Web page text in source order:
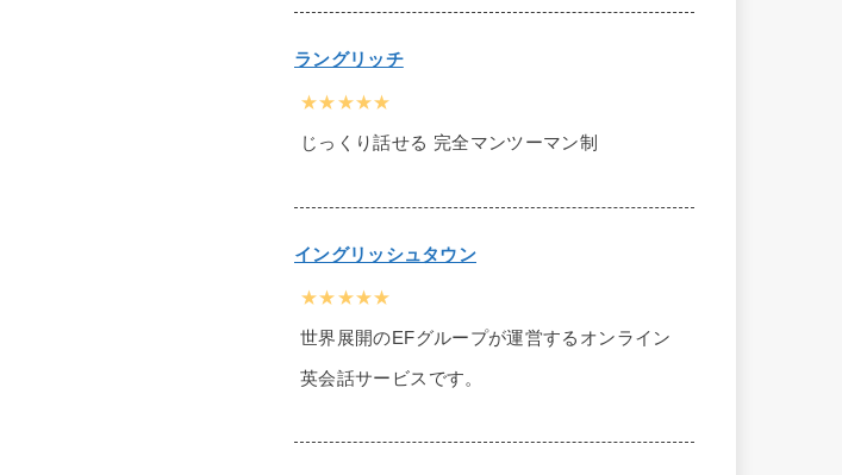
ラングリッチ
★★★★★
じっくり話せる 完全マンツーマン制
イングリッシュタウン
★★★★★
世界展開のEFグループが運営するオンライン
英会話サービスです。